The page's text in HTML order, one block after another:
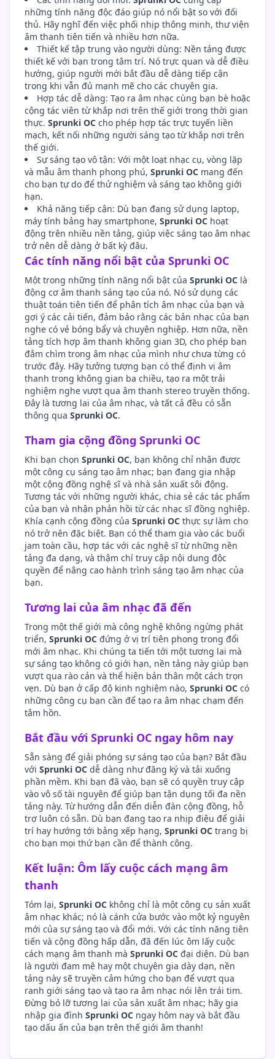
những tính năng độc đáo giúp nó nổi bật so với đối
thủ. Hãy nghĩ đến việc phối nhịp thông minh, thư viện
âm thanh tiên tiến và nhiều hơn nữa.
Thiết kế tập trung vào người dùng: Nền tảng được
thiết kế với bạn trong tâm trí. Nó trực quan và dễ điều
hướng, giúp người mới bắt đầu dễ dàng tiếp cận
trong khi vẫn đủ mạnh mẽ cho các chuyên gia.
Hợp tác dễ dàng: Tạo ra âm nhạc cùng bạn bè hoặc
cộng tác viên từ khắp nơi trên thế giới trong thời gian
thực. Sprunki OC cho phép hợp tác trực tuyến liền
mạch, kết nối những người sáng tạo từ khắp nơi trên
thế giới.
Sự sáng tạo vô tận: Với một loạt nhạc cụ, vòng lặp
và mẫu âm thanh phong phú, Sprunki OC mang đến
cho bạn tự do để thử nghiệm và sáng tạo không giới
hạn.
Khả năng tiếp cận: Dù bạn đang sử dụng laptop,
máy tính bảng hay smartphone, Sprunki OC hoạt
động trên nhiều nền tảng, giúp việc sáng tạo âm nhạc
trở nên dễ dàng ở bất kỳ đâu.
Các tính năng nổi bật của Sprunki OC
Một trong những tính năng nổi bật của Sprunki OC là
động cơ âm thanh sáng tạo của nó. Nó sử dụng các
thuật toán tiên tiến để phân tích âm nhạc của bạn và
gợi ý các cải tiến, đảm bảo rằng các bản nhạc của bạn
nghe có vẻ bóng bẩy và chuyên nghiệp. Hơn nữa, nền
tảng tích hợp âm thanh không gian 3D, cho phép bạn
đắm chìm trong âm nhạc của mình như chưa từng có
trước đây. Hãy tưởng tượng bạn có thể định vị âm
thanh trong không gian ba chiều, tạo ra một trải
nghiệm nghe vượt qua âm thanh stereo truyền thống.
Đây là tương lai của âm nhạc, và tất cả đều có sẵn
thông qua Sprunki OC.
Tham gia cộng đồng Sprunki OC
Khi bạn chọn Sprunki OC, bạn không chỉ nhận được
một công cụ sáng tạo âm nhạc; bạn đang gia nhập
một cộng đồng nghệ sĩ và nhà sản xuất sôi động.
Tương tác với những người khác, chia sẻ các tác phẩm
của bạn và nhận phản hồi từ các nhạc sĩ đồng nghiệp.
Khía cạnh cộng đồng của Sprunki OC thực sự làm cho
nó trở nên đặc biệt. Bạn có thể tham gia vào các buổi
jam toàn cầu, hợp tác với các nghệ sĩ từ những nền
tảng đa dạng, và thậm chí truy cập nội dung độc
quyền để nâng cao hành trình sáng tạo âm nhạc của
bạn.
Tương lai của âm nhạc đã đến
Trong một thế giới mà công nghệ không ngừng phát
triển, Sprunki OC đứng ở vị trí tiên phong trong đổi
mới âm nhạc. Khi chúng ta tiến tới một tương lai mà
sự sáng tạo không có giới hạn, nền tảng này giúp bạn
vượt qua rào cản và thể hiện bản thân một cách trọn
vẹn. Dù bạn ở cấp độ kinh nghiệm nào, Sprunki OC có
những công cụ bạn cần để tạo ra âm nhạc chạm đến
tâm hồn.
Bắt đầu với Sprunki OC ngay hôm nay
Sẵn sàng để giải phóng sự sáng tạo của bạn? Bắt đầu
với Sprunki OC dễ dàng như đăng ký và tải xuống
phần mềm. Khi bạn đã vào, bạn sẽ có quyền truy cập
vào vô số tài nguyên để giúp bạn tận dụng tối đa nền
tảng này. Từ hướng dẫn đến diễn đàn cộng đồng, hỗ
trợ luôn có sẵn. Dù bạn đang tạo ra nhịp điệu để giải
trí hay hướng tới bảng xếp hạng, Sprunki OC trang bị
cho bạn mọi thứ bạn cần để thành công.
Kết luận: Ôm lấy cuộc cách mạng âm
thanh
Tóm lại, Sprunki OC không chỉ là một công cụ sản xuất
âm nhạc khác; nó là cánh cửa bước vào một kỷ nguyên
mới của sự sáng tạo và đổi mới. Với các tính năng tiên
tiến và cộng đồng hấp dẫn, đã đến lúc ôm lấy cuộc
cách mạng âm thanh mà Sprunki OC đại diện. Dù bạn
là người đam mê hay một chuyên gia dày dạn, nền
tảng này sẽ truyền cảm hứng cho bạn để vượt qua
ranh giới sáng tạo và tạo ra âm nhạc nói lên trái tim.
Đừng bỏ lỡ tương lai của sản xuất âm nhạc; hãy gia
nhập gia đình Sprunki OC ngay hôm nay và bắt đầu
tạo dấu ấn của bạn trên thế giới âm thanh!